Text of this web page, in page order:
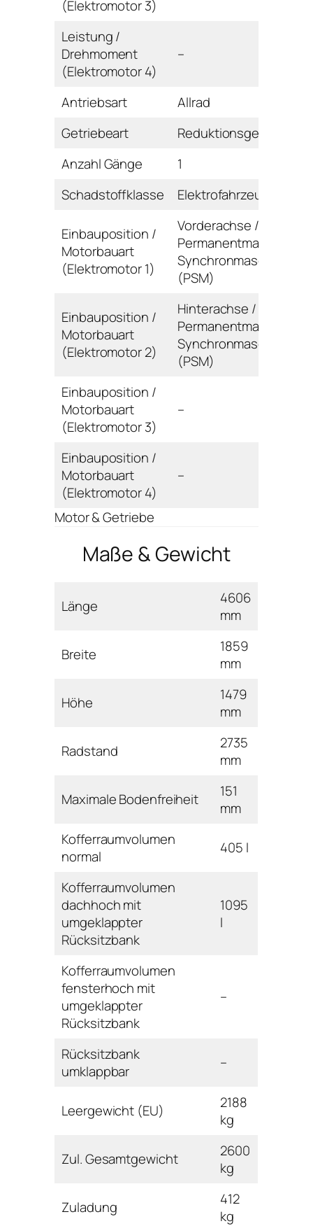
(Elektromotor 3)
Leistung /
Drehmoment
(Elektromotor 4)
–
Antriebsart
Allrad
Getriebeart
Reduktionsgetriebe
Anzahl Gänge
1
Schadstoffklasse
Elektrofahrzeug
Einbauposition /
Motorbauart
(Elektromotor 1)
Vorderachse /
Permanentmagnet-
Synchronmaschine
(PSM)
Einbauposition /
Motorbauart
(Elektromotor 2)
Hinterachse /
Permanentmagnet-
Synchronmaschine
(PSM)
Einbauposition /
Motorbauart
(Elektromotor 3)
–
Einbauposition /
Motorbauart
(Elektromotor 4)
–
Motor & Getriebe
Maße & Gewicht
Länge
4606
mm
Breite
1859
mm
Höhe
1479
mm
Radstand
2735
mm
Maximale Bodenfreiheit
151
mm
Kofferraumvolumen
normal
405 l
Kofferraumvolumen
dachhoch mit
umgeklappter
Rücksitzbank
1095
l
Kofferraumvolumen
fensterhoch mit
umgeklappter
Rücksitzbank
–
Rücksitzbank
umklappbar
–
Leergewicht (EU)
2188
kg
Zul. Gesamtgewicht
2600
kg
Zuladung
412
kg